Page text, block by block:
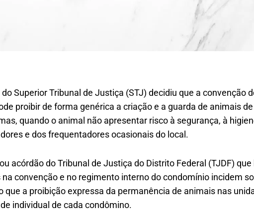
Superior Tribunal de Justiça (STJ) decidiu que a convenção
proibir de forma genérica a criação e a guarda de animais
quando o animal não apresentar risco à segurança, à
e dos frequentadores ocasionais do local.
acórdão do Tribunal de Justiça do Distrito Federal (TJDF)
convenção e no regimento interno do condomínio incidem
que a proibição expressa da permanência de animais nas
individual de cada condômino.